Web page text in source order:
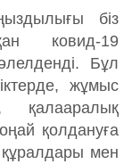
I
O
N
біз
ковид-19
Бұл
жұмыс
қалааралық
қолдануға
мен